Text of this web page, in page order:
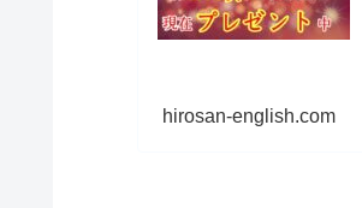
hirosan-english.com